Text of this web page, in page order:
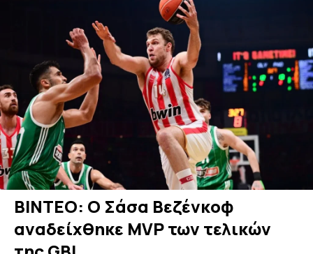
ΒΙΝΤΕΟ: Ο Σάσα Βεζένκοφ
αναδείχθηκε MVP των τελικών